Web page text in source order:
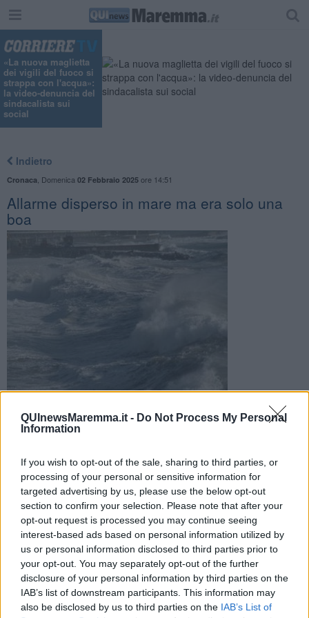
QUInewsMaremma.it - Do Not Process My Personal
Information
If you wish to opt-out of the sale, sharing to third parties, or
processing of your personal or sensitive information for
targeted advertising by us, please use the below opt-out
section to confirm your selection. Please note that after your
opt-out request is processed you may continue seeing
interest-based ads based on personal information utilized by
us or personal information disclosed to third parties prior to
your opt-out. You may separately opt-out of the further
disclosure of your personal information by third parties on the
IAB’s list of downstream participants. This information may
also be disclosed by us to third parties on the IAB’s List of
«La nuova maglietta
dei vigili del fuoco si
strappa con l'acqua»:
la video-denuncia del
sindacalista sui
social
Indietro
Cronaca Domenica 02 Febbraio 2025ore 14:51
Allarme disperso in mare ma era solo una
boa
Una luce intermittente tra le onde aveva fatto pensare ad un
kitesurfer in difficoltà nel mare in burrasca. E' stato un falso
allarme
CASTIGLIONE DELLA PESCAIA —Una luce intermittente tra le
onde aveva fatto pensare ad un kitesurfer in difficoltà nel mare in
burrasca e così erano scattate le ricerche che hanno visto
l'intervento di guardia costiera e vigili del fuoco.
A lanciare l'allarme, lunedì scorso, erano state alcune persone che,
dalla spiaggia, avevano notato una luce tra le onde. Nel dubbio che
potesse trattarsi di una richiesta di soccorso, nel tratto di mare